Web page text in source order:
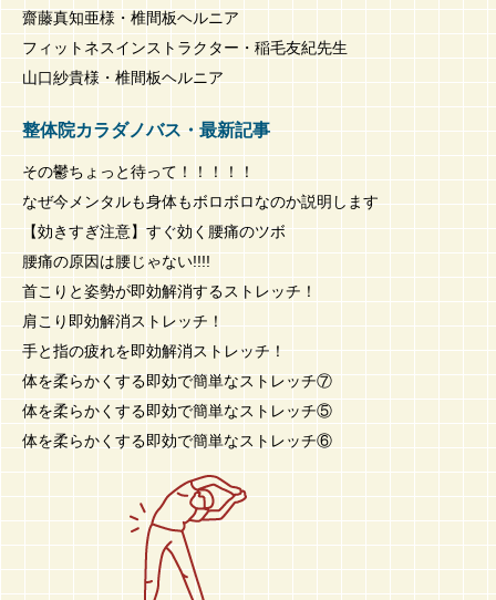
齋藤真知亜様・椎間板ヘルニア
フィットネスインストラクター・稲毛友紀先生
山口紗貴様・椎間板ヘルニア
整体院カラダノバス・最新記事
その鬱ちょっと待って！！！！！
なぜ今メンタルも身体もボロボロなのか説明します
【効きすぎ注意】すぐ効く腰痛のツボ
腰痛の原因は腰じゃない!!!!
首こりと姿勢が即効解消するストレッチ！
肩こり即効解消ストレッチ！
手と指の疲れを即効解消ストレッチ！
体を柔らかくする即効で簡単なストレッチ⑦
体を柔らかくする即効で簡単なストレッチ⑤
体を柔らかくする即効で簡単なストレッチ⑥